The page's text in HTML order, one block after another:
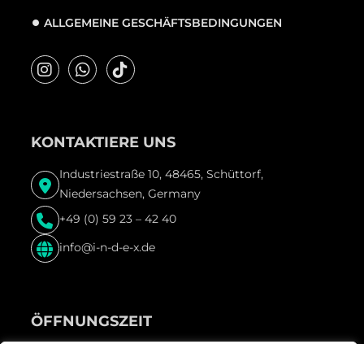
ALLGEMEINE GESCHÄFTSBEDINGUNGEN
KONTAKTIERE UNS
Industriestraße 10, 48465, Schüttorf,
Niedersachsen, Germany
+49 (0) 59 23 – 42 40
info@i-n-d-e-x.de
ÖFFNUNGSZEIT